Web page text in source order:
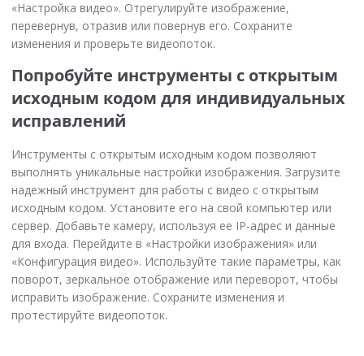
«Настройка видео». Отрегулируйте изображение,
перевернув, отразив или повернув его. Сохраните
изменения и проверьте видеопоток.
Попробуйте инструменты с открытым
исходным кодом для индивидуальных
исправлений
Инструменты с открытым исходным кодом позволяют
выполнять уникальные настройки изображения. Загрузите
надежный инструмент для работы с видео с открытым
исходным кодом. Установите его на свой компьютер или
сервер. Добавьте камеру, используя ее IP-адрес и данные
для входа. Перейдите в «Настройки изображения» или
«Конфигурация видео». Используйте такие параметры, как
поворот, зеркальное отображение или переворот, чтобы
исправить изображение. Сохраните изменения и
протестируйте видеопоток.